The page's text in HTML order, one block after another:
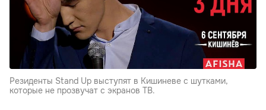
Резиденты Stand Up выступят в Кишиневе с шутками,
которые не прозвучат с экранов ТВ.